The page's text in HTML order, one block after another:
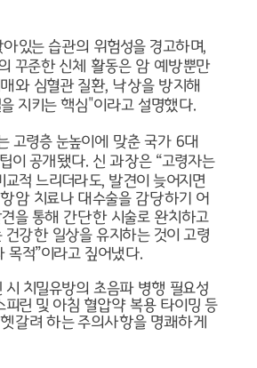
있는 습관의 위험성을 경고하며,
꾸준한 신체 활동은 암 예방뿐만
와 심혈관 질환, 낙상을 방지해
지키는 핵심"이라고 설명했다.
고령층 눈높이에 맞춘 국가 6대
이 공개됐다. 신 과장은 “고령자는
적 느리더라도, 발견이 늦어지면
암 치료나 대수술을 감당하기 어
을 통해 간단한 시술로 완치하고
건강한 일상을 유지하는 것이 고령
목적”이라고 짚어냈다.
치밀유방의 초음파 병행 필요성
린 및 아침 혈압약 복용 타이밍 등
갈려 하는 주의사항을 명쾌하게